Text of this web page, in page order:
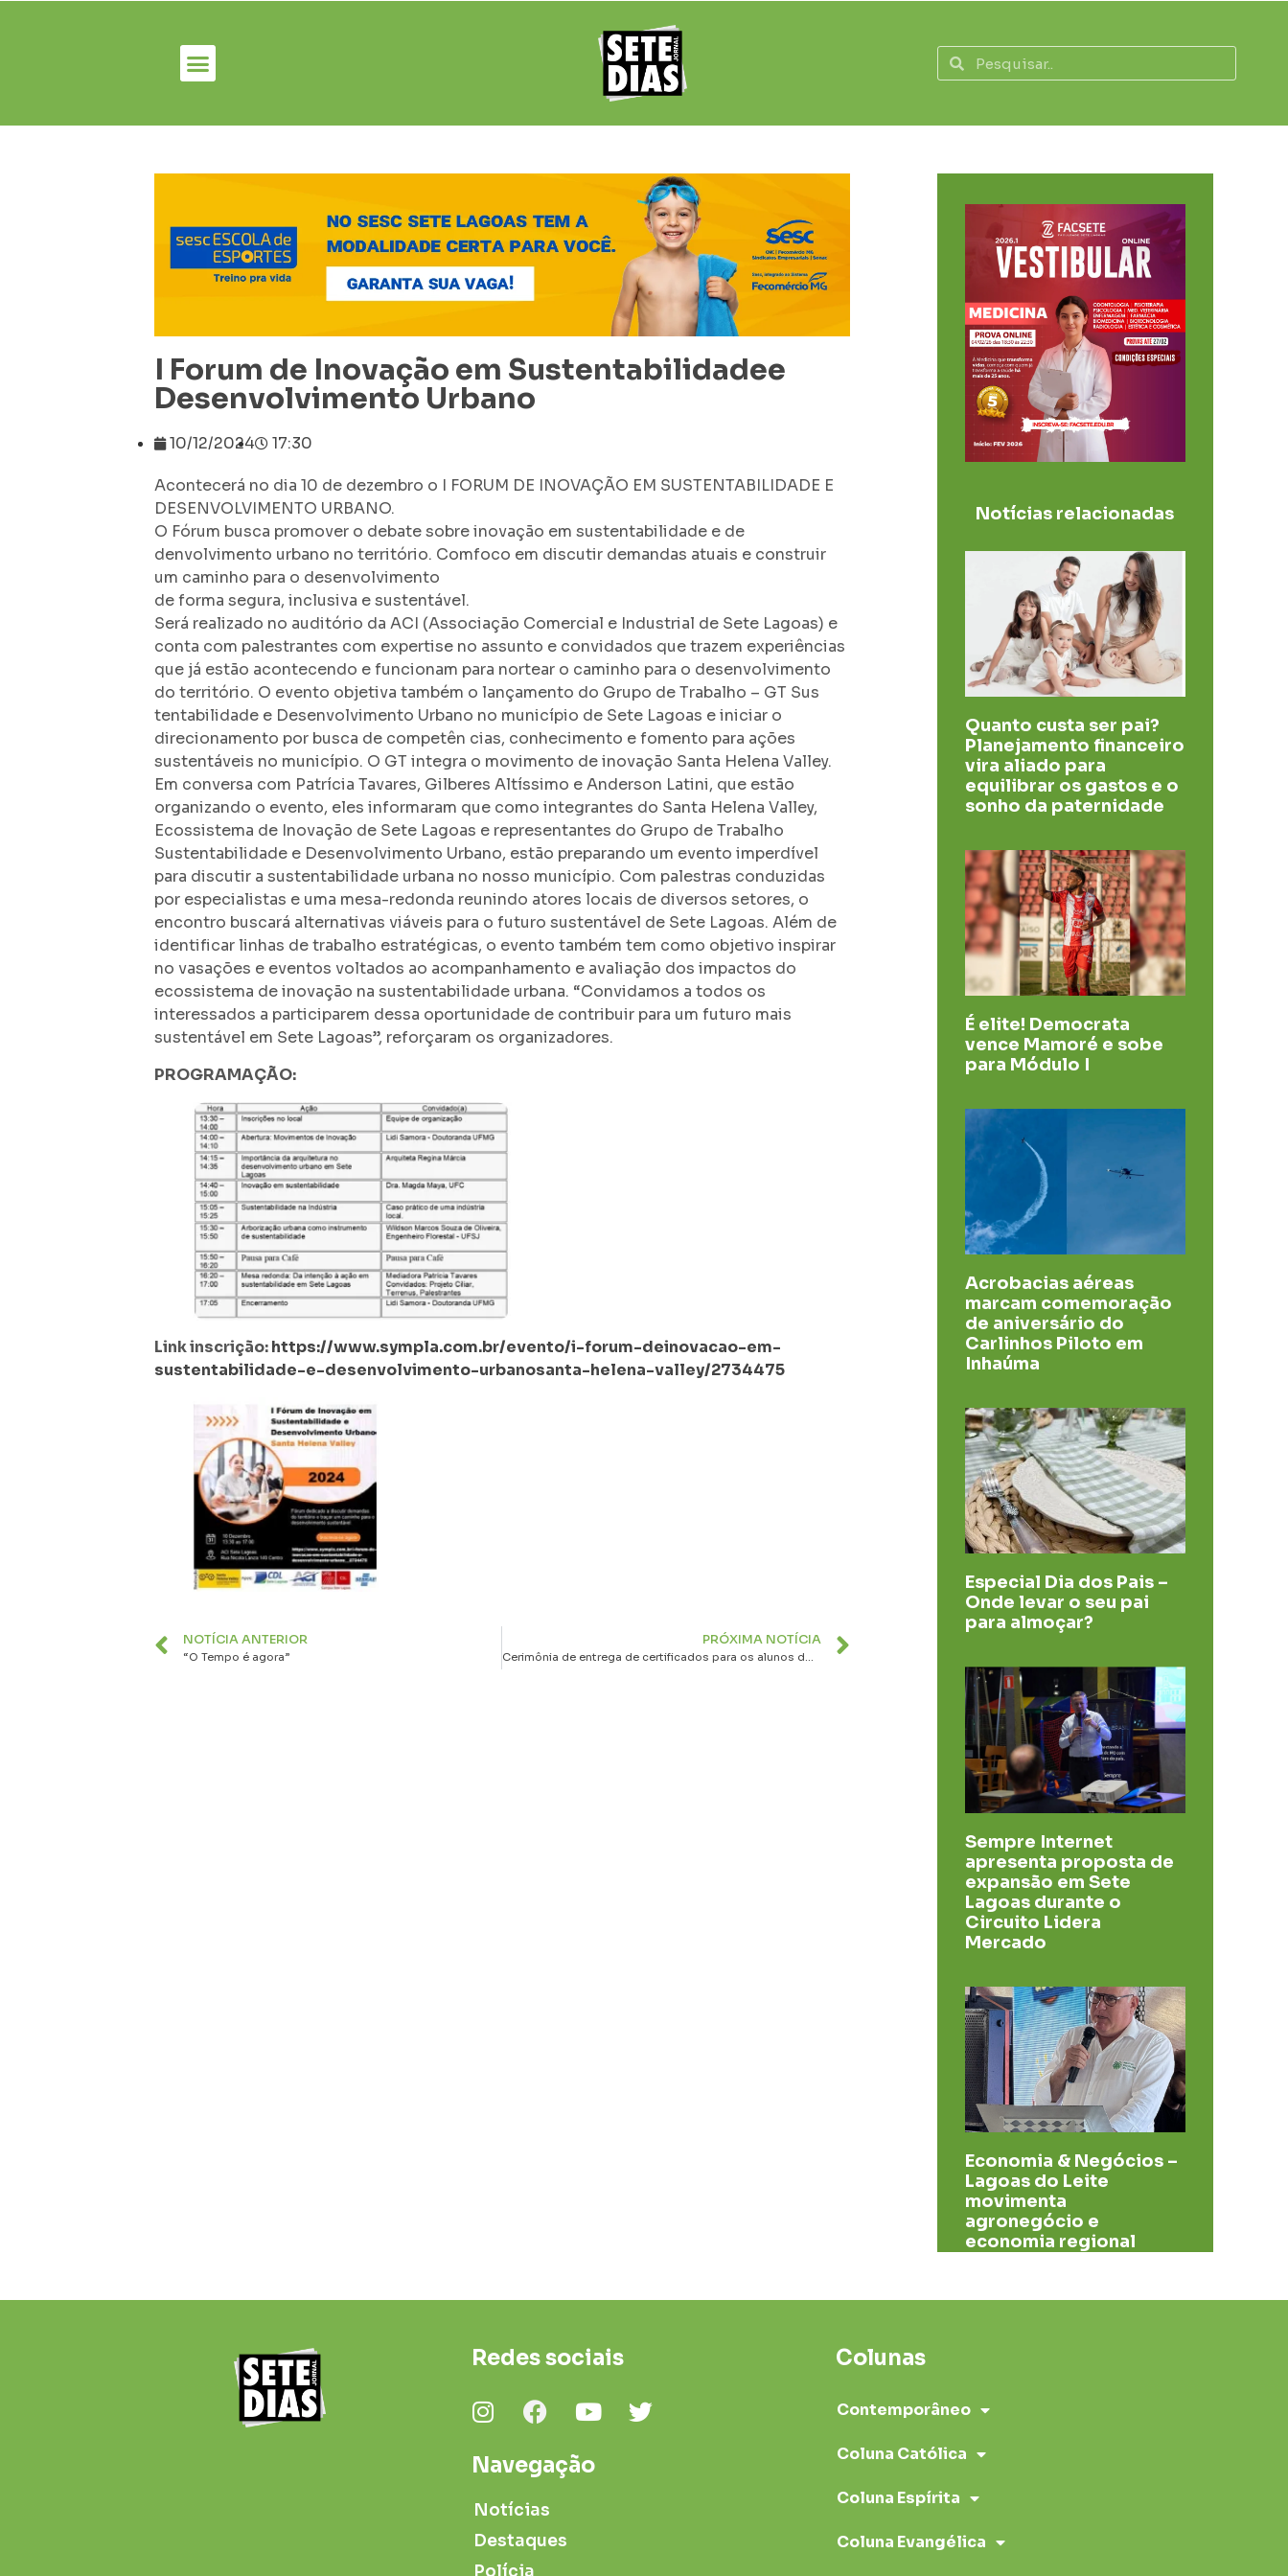
I Forum de Inovação em Sustentabilidadee
Desenvolvimento Urbano
10/12/2024 17:30
Acontecerá no dia 10 de dezembro o I FORUM DE INOVAÇÃO EM SUSTENTABILIDADE E
DESENVOLVIMENTO URBANO.
O Fórum busca promover o debate sobre inovação em sustentabilidade e de
denvolvimento urbano no território. Comfoco em discutir demandas atuais e construir
um caminho para o desenvolvimento
de forma segura, inclusiva e sustentável.
Será realizado no auditório da ACI (Associação Comercial e Industrial de Sete Lagoas) e
conta com palestrantes com expertise no assunto e convidados que trazem experiências
que já estão acontecendo e funcionam para nortear o caminho para o desenvolvimento
do território. O evento objetiva também o lançamento do Grupo de Trabalho – GT Sus
tentabilidade e Desenvolvimento Urbano no município de Sete Lagoas e iniciar o
direcionamento por busca de competên cias, conhecimento e fomento para ações
sustentáveis no município. O GT integra o movimento de inovação Santa Helena Valley.
Em conversa com Patrícia Tavares, Gilberes Altíssimo e Anderson Latini, que estão
organizando o evento, eles informaram que como integrantes do Santa Helena Valley,
Ecossistema de Inovação de Sete Lagoas e representantes do Grupo de Trabalho
Sustentabilidade e Desenvolvimento Urbano, estão preparando um evento imperdível
para discutir a sustentabilidade urbana no nosso município. Com palestras conduzidas
por especialistas e uma mesa-redonda reunindo atores locais de diversos setores, o
encontro buscará alternativas viáveis para o futuro sustentável de Sete Lagoas. Além de
identificar linhas de trabalho estratégicas, o evento também tem como objetivo inspirar
no vasações e eventos voltados ao acompanhamento e avaliação dos impactos do
ecossistema de inovação na sustentabilidade urbana. “Convidamos a todos os
interessados a participarem dessa oportunidade de contribuir para um futuro mais
sustentável em Sete Lagoas”, reforçaram os organizadores.
PROGRAMAÇÃO:
Link inscrição:https://www.sympla.com.br/evento/i-forum-deinovacao-em-
sustentabilidade-e-desenvolvimento-urbanosanta-helena-valley/2734475
NOTÍCIA ANTERIOR
“O Tempo é agora”
PRÓXIMA NOTÍCIA
Notícias relacionadas
Quanto custa ser pai?
Planejamento financeiro
vira aliado para
equilibrar os gastos e o
sonho da paternidade
É elite! Democrata
vence Mamoré e sobe
para Módulo I
Acrobacias aéreas
marcam comemoração
de aniversário do
Carlinhos Piloto em
Inhaúma
Especial Dia dos Pais –
Onde levar o seu pai
para almoçar?
Sempre Internet
apresenta proposta de
expansão em Sete
Lagoas durante o
Circuito Lidera
Mercado
Economia & Negócios –
Lagoas do Leite
movimenta
agronegócio e
economia regional
Redes sociais
Navegação
Notícias
Destaques
Polícia
Colunas
Contemporâneo
Coluna Católica
Coluna Espírita
Coluna Evangélica